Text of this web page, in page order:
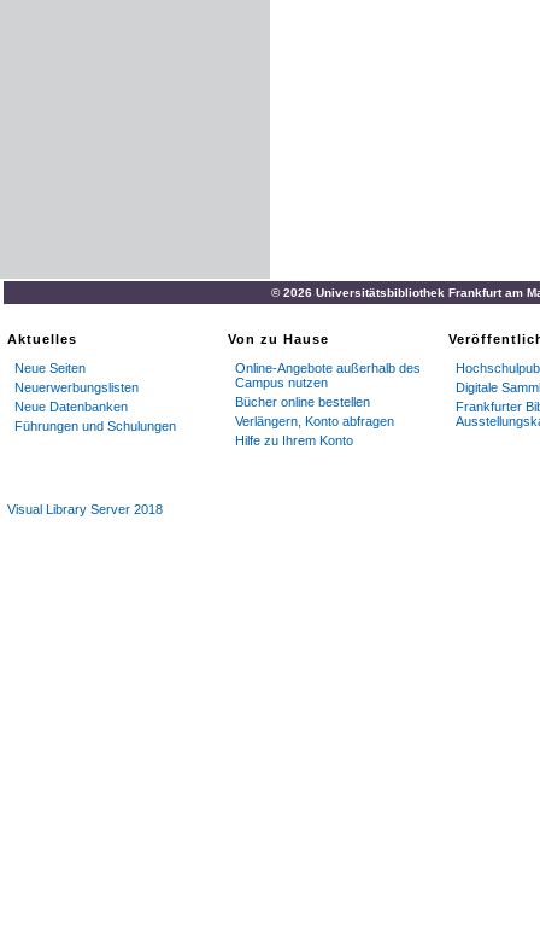
© 2026 Universitätsbibliothek Frankfurt am
Aktuelles
Neue Seiten
Neuerwerbungslisten
Neue Datenbanken
Führungen und Schulungen
Von zu Hause
Online-Angebote außerhalb des
Campus nutzen
Bücher online bestellen
Verlängern, Konto abfragen
Hilfe zu Ihrem Konto
Digitale
Frankfurter
Visual Library Server 2018